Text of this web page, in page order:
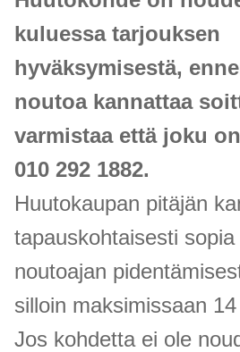
kuluessa tarjouksen
hyväksymisestä,
noutoa kannattaa
varmistaa että joku
010 292 1882.
Huutokaupan pitäjän
tapauskohtaisesti
noutoajan
silloin maksimissaan
Jos kohdetta ei ole